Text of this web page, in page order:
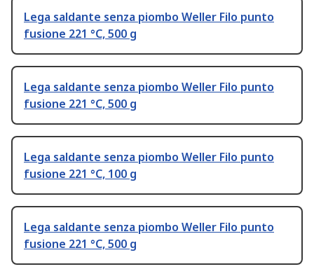
Lega saldante senza piombo Weller Filo punto
fusione 221 °C, 500 g
Lega saldante senza piombo Weller Filo punto
fusione 221 °C, 500 g
Lega saldante senza piombo Weller Filo punto
fusione 221 °C, 100 g
Lega saldante senza piombo Weller Filo punto
fusione 221 °C, 500 g